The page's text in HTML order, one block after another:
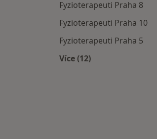
Fyzioterapeuti Praha 8
Fyzioterapeuti Praha 10
Fyzioterapeuti Praha 5
Více (12)